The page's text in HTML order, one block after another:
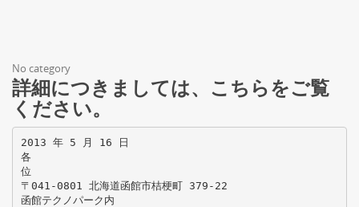
No category
詳細につきましては、こちらをご覧
ください。
2013 年 5 月 16 日
各
位
〒041-0801 北海道函館市桔梗町 379-22
函館テクノパーク内